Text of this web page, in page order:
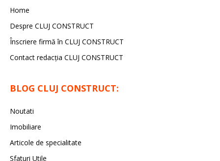
Home
Despre CLUJ CONSTRUCT
Înscriere firmă în CLUJ CONSTRUCT
Contact redacția CLUJ CONSTRUCT
BLOG CLUJ CONSTRUCT:
Noutati
Imobiliare
Articole de specialitate
Sfaturi Utile